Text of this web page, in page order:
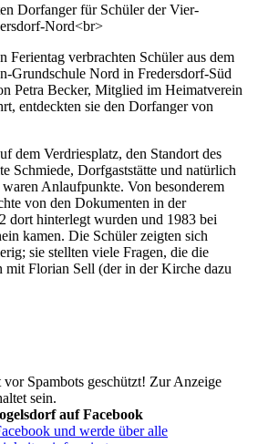
Dorfanger für Schüler der Vier-
Nord<br>
Ferientag verbrachten Schüler aus dem
Grundschule Nord in Fredersdorf-Süd
Petra Becker, Mitglied im Heimatverein
entdeckten sie den Dorfanger von
dem Verdriesplatz, den Standort des
Schmiede, Dorfgaststätte und natürlich
Anlaufpunkte. Von besonderem
von den Dokumenten in der
dort hinterlegt wurden und 1983 bei
kamen. Die Schüler zeigten sich
sie stellten viele Fragen, die die
mit Florian Sell (der in der Kirche dazu
Spambots geschützt! Zur Anzeige
sein.
auf Facebook
und werde über alle